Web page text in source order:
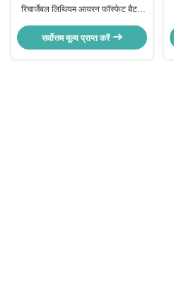
रिचार्जेबल लिथियम आयरन फॉस्फेट बैटरी
LFP बैटरी
सर्वोत्तम मूल्य प्राप्त करें